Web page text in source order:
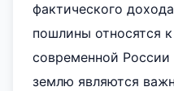
фактического
пошлины относятся
современной
землю являются